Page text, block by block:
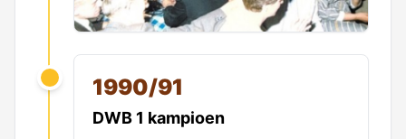
1990/91
DWB 1 kampioen